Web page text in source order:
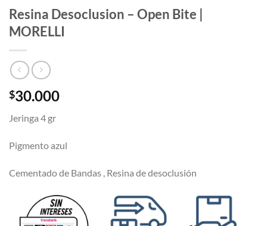
Resina Desoclusion – Open Bite |
MORELLI
$30.000
Jeringa 4 gr
Pigmento azul
Cementado de Bandas , Resina de desoclusión